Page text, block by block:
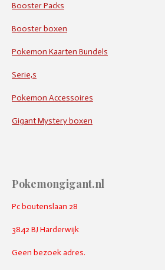
Booster Packs
Booster boxen
Pokemon Kaarten Bundels
Serie,s
Pokemon Accessoires
Gigant Mystery boxen
Pokemongigant.nl
Pc boutenslaan 28
3842 BJ Harderwijk
Geen bezoek adres.